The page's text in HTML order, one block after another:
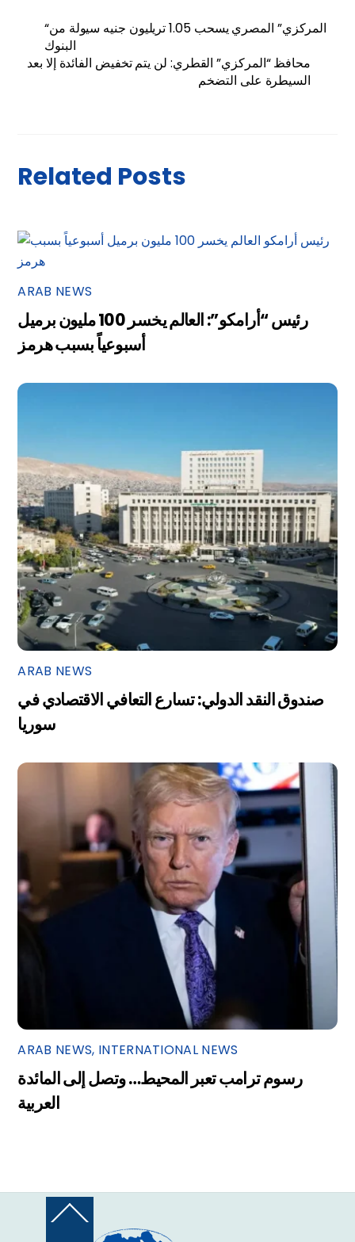
“المركزي” المصري يسحب 1.05 تريليون جنيه سيولة من
البنوك
محافظ “المركزي” القطري: لن يتم تخفيض الفائدة إلا بعد
السيطرة على التضخم
Related Posts
ARAB NEWS
رئيس “أرامكو”: العالم يخسر 100 مليون برميل
أسبوعياً بسبب هرمز
ARAB NEWS
صندوق النقد الدولي: تسارع التعافي الاقتصادي في
سوريا
ARAB NEWS, INTERNATIONAL NEWS
رسوم ترامب تعبر المحيط… وتصل إلى المائدة
العربية
Back